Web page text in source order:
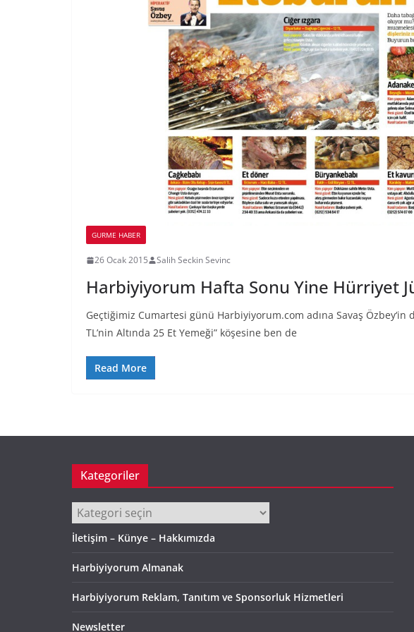
GURME HABER
26 Ocak 2015 Salih Seckin Sevinc
Harbiyiyorum Hafta Sonu Yine Hürriyet
Geçtiğimiz Cumartesi günü Harbiyiyorum.com adına Savaş Özbey‘in
TL’nin Altında 25 Et Yemeği” köşesine ben de
Read More
Kategoriler
Kategoriler
İletişim – Künye – Hakkımızda
Harbiyiyorum Almanak
Harbiyiyorum Reklam, Tanıtım ve Sponsorluk Hizmetleri
Newsletter